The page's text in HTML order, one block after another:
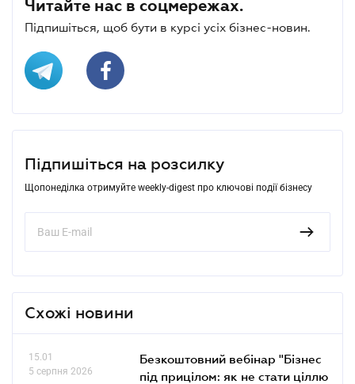
Читайте нас в соцмережах.
Підпишіться, щоб бути в курсі усіх бізнес-новин.
Підпишіться на розсилку
Щопонеділка отримуйте weekly-digest про ключові події бізнесу
Схожі новини
15.01
5 серпня 2026
Безкоштовний вебінар "Бізнес
під прицілом: як не стати ціллю